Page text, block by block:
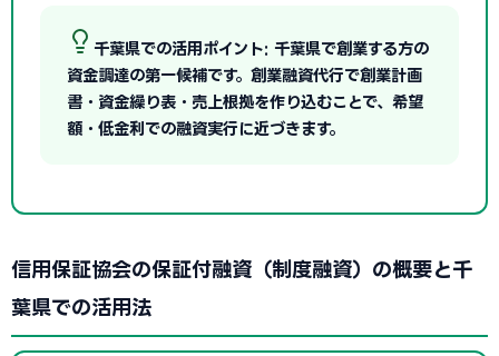
千葉県での活用ポイント: 千葉県で創業する方の
資金調達の第一候補です。創業融資代行で創業計画
書・資金繰り表・売上根拠を作り込むことで、希望
額・低金利での融資実行に近づきます。
信用保証協会の保証付融資（制度融資）の概要と千
葉県での活用法